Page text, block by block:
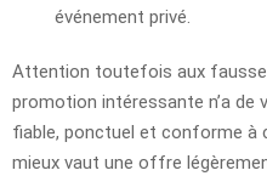
événement privé.
Attention toutefois aux
promotion intéressante n’a de
fiable, ponctuel et conforme à
mieux vaut une offre